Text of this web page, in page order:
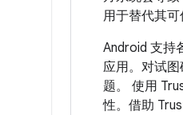
用于替代其
Android 支持
应用。对试
题。 使用
性。借助